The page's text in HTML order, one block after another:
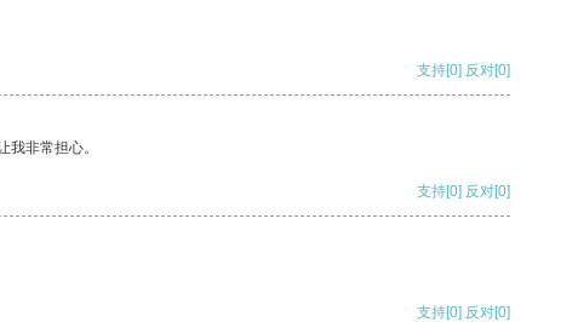
支持[0] 反对[0]
非常担心。
支持[0] 反对[0]
支持[0] 反对[0]